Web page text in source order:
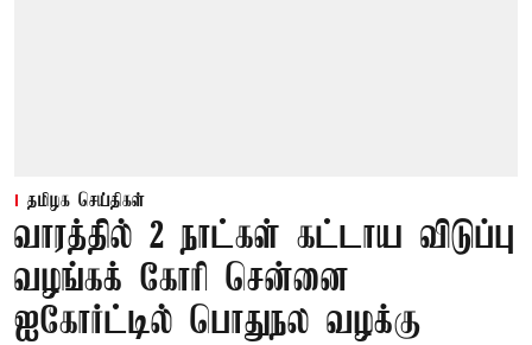
தமிழக செய்திகள்
வாரத்தில் 2 நாட்கள் கட்டாய விடுப்பு
வழங்கக் கோரி சென்னை
ஐகோர்ட்டில் பொதுநல வழக்கு